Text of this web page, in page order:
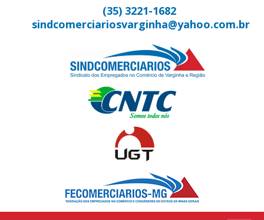
(35) 3221-1682
sindcomerciariosvarginha@yahoo.com.br